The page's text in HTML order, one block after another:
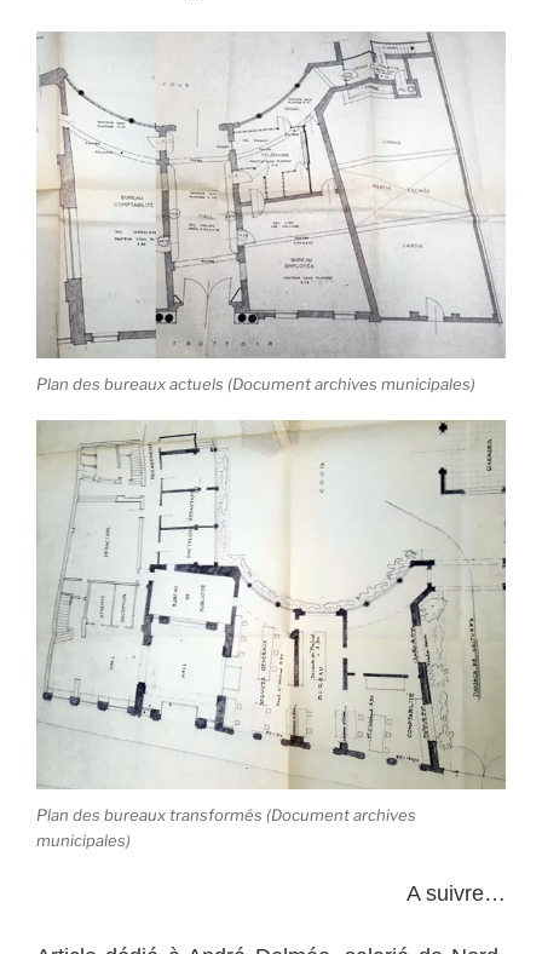
Plan des bureaux actuels (Document archives municipales)
Plan des bureaux transformés (Document archives
municipales)
A suivre…